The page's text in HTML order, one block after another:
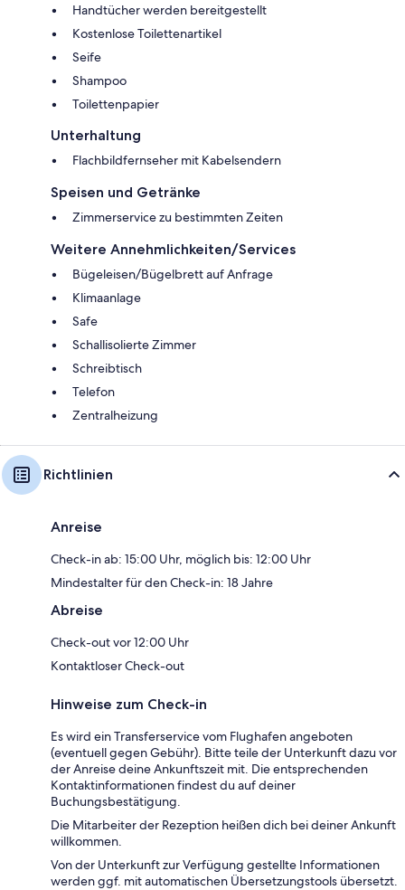
Handtücher werden bereitgestellt
Kostenlose Toilettenartikel
Seife
Shampoo
Toilettenpapier
Unterhaltung
Flachbildfernseher mit Kabelsendern
Speisen und Getränke
Zimmerservice zu bestimmten Zeiten
Weitere Annehmlichkeiten/Services
Bügeleisen/Bügelbrett auf Anfrage
Klimaanlage
Safe
Schallisolierte Zimmer
Schreibtisch
Telefon
Zentralheizung
Richtlinien
Anreise
Check-in ab: 15:00 Uhr, möglich bis: 12:00 Uhr
Mindestalter für den Check-in: 18 Jahre
Abreise
Check-out vor 12:00 Uhr
Kontaktloser Check-out
Hinweise zum Check-in
Es wird ein Transferservice vom Flughafen angeboten
(eventuell gegen Gebühr). Bitte teile der Unterkunft dazu vor
der Anreise deine Ankunftszeit mit. Die entsprechenden
Kontaktinformationen findest du auf deiner
Buchungsbestätigung.
Die Mitarbeiter der Rezeption heißen dich bei deiner Ankunft
willkommen.
Von der Unterkunft zur Verfügung gestellte Informationen
werden ggf. mit automatischen Übersetzungstools übersetzt.